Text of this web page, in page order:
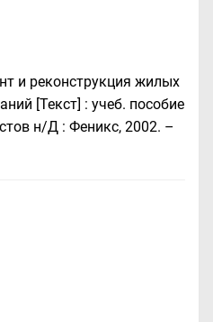
и реконструкция жилых
[Текст] : учеб. пособие
н/Д : Феникс, 2002. –